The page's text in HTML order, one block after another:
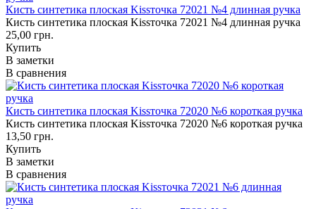
Кисть синтетика плоская Kissточка 72021 №4 длинная ручка
Кисть синтетика плоская Kissточка 72021 №4 длинная ручка
25,00 грн.
Купить
В заметки
В сравнения
Кисть синтетика плоская Kissточка 72020 №6 короткая ручка
Кисть синтетика плоская Kissточка 72020 №6 короткая ручка
13,50 грн.
Купить
В заметки
В сравнения